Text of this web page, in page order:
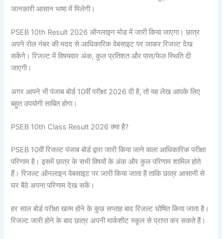
जानकारी आसान भाषा में मिलेगी।
PSEB 10th Result 2026 ऑनलाइन मोड में जारी किया जाएगा। छात्र
अपने रोल नंबर की मदद से आधिकारिक वेबसाइट पर जाकर रिजल्ट देख
सकेंगे। रिजल्ट में विषयवार अंक, कुल प्रतिशत और पास/फेल स्थिति दी
जाएगी।
अगर आपने भी पंजाब बोर्ड 10वीं परीक्षा 2026 दी है, तो यह लेख आपके लिए
बहुत उपयोगी साबित होगा।
PSEB 10th Class Result 2026 क्या है?
PSEB 10वीं रिजल्ट पंजाब बोर्ड द्वारा जारी किया जाने वाला आधिकारिक परीक्षा
परिणाम है। इसमें छात्र के सभी विषयों के अंक और कुल परिणाम शामिल होते
हैं। रिजल्ट ऑनलाइन वेबसाइट पर जारी किया जाता है ताकि छात्र आसानी से
घर बैठे अपना परिणाम देख सकें।
हर साल बोर्ड परीक्षा खत्म होने के कुछ सप्ताह बाद रिजल्ट घोषित किया जाता है।
रिजल्ट जारी होने के बाद छात्र अपनी मार्कशीट स्कूल से प्राप्त कर सकते हैं।